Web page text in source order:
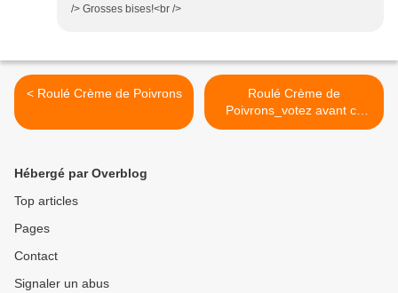
/> Grosses bises!<br />
< Roulé Crème de Poivrons
Roulé Crème de
Poivrons_votez avant ce
soir >
Hébergé par Overblog
Top articles
Pages
Contact
Signaler un abus